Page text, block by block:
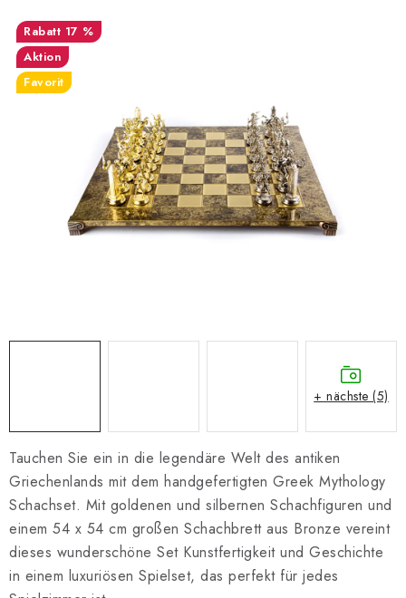
SCHACHBÜCHER
SCHACH-ANTIQUITÄTENLADEN
SCHACH ONLINE
SCHACH-MERCH
SCHACH GESCHENKE
Tauchen Sie ein in die legendäre Welt des antiken
Griechenlands mit dem handgefertigten Greek Mythology
Schachset. Mit goldenen und silbernen Schachfiguren und
einem 54 x 54 cm großen Schachbrett aus Bronze vereint
dieses wunderschöne Set Kunstfertigkeit und Geschichte
in einem luxuriösen Spielset, das perfekt für jedes
17 %
Aktion
Favorit
+ nächste (5)